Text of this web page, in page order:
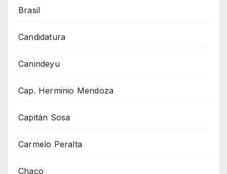
Brasil
Candidatura
Canindeyu
Cap. Herminio Mendoza
Capitán Sosa
Carmelo Peralta
Chaco